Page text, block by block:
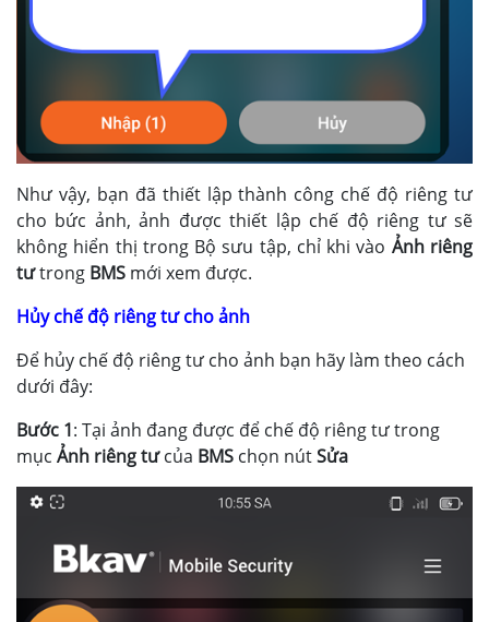
Như vậy, bạn đã thiết lập thành công chế độ riêng tư
cho bức ảnh, ảnh được thiết lập chế độ riêng tư sẽ
không hiển thị trong Bộ sưu tập, chỉ khi vào Ảnh riêng
tưtrong BMS mới xem được.
Hủy chế độ riêng tư cho ảnh
Để hủy chế độ riêng tư cho ảnh bạn hãy làm theo cách
dưới đây:
Bước 1: Tại ảnh đang được để chế độ riêng tư trong
mục Ảnh riêng tưcủa BMS chọn nútSửa